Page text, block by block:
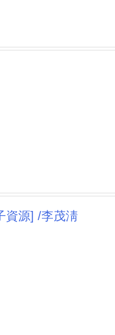
資源] /李茂淸